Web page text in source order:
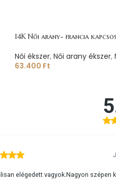
14K Női arany- francia
Női ékszer, Női arany ékszer,
63.400 Ft